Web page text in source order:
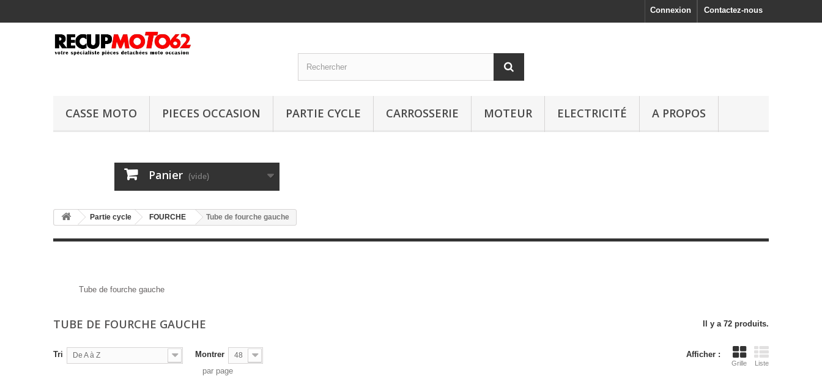
Contactez-nous
Connexion
CASSE MOTO PIECES OCCASION PARTIE CYCLE CARROSSERIE MOTEUR ELECTRICITÉ A PROPOS
Panier (vide)
Partie cycle FOURCHE Tube de fourche gauche
Tube de fourche gauche
TUBE DE FOURCHE GAUCHE Il y a 72 produits.
Afficher :
Grille Liste
Tri De A à Z Montrer 48
par page